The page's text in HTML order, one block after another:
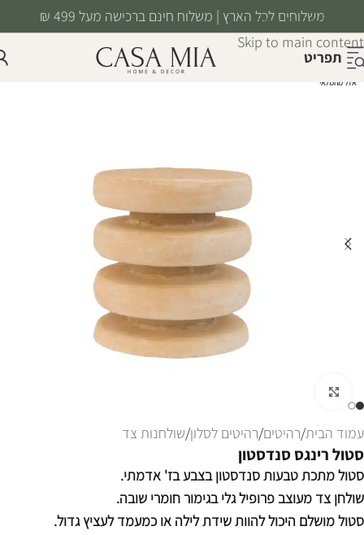
Skip to navigation
Skip to main content
משלוחים לכל הארץ | משלוח חינם ברכישה מעל 499 ₪
תפריט
אזל מהמלאי
עמוד הבית/רהיטים/רהיטים לסלון/שולחנות צד
סטול רינגס סנדסטון
סטול מתכת טבעות סנדסטון בצבע בז' אדמתי.
שולחן צד מעוצב פרופיל גלי בגימור חומרי שובה.
סטול מושלם היכול להוות שידת לילה או כמעמד לעציץ גדול.